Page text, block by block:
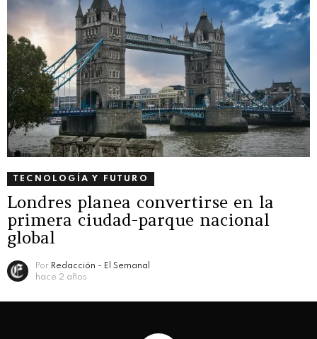
TECNOLOGÍA Y FUTURO
Londres planea convertirse en la
primera ciudad-parque nacional
global
Por Redacción - El Semanal
hace 2 años